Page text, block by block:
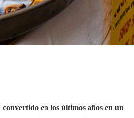
en los últimos años en un